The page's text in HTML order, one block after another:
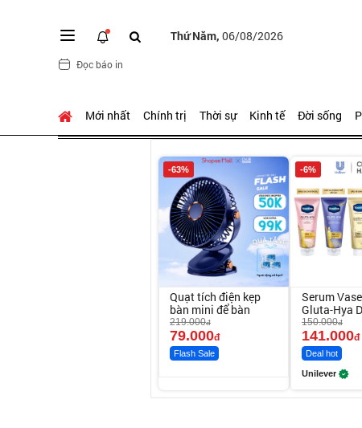
Thứ Năm, 06/08/2026
Đọc báo in
Mới nhất Chính trị Thời sự Kinh tế Đời sống
-63%
Quạt tích điện kẹp
bàn mini để bàn
219.000đ
79.000đ
Flash Sale
-6%
Serum
Gluta-Hya
Sáng Mịn
Ngày
150.000đ
141.000đ
Deal hot
Unilever